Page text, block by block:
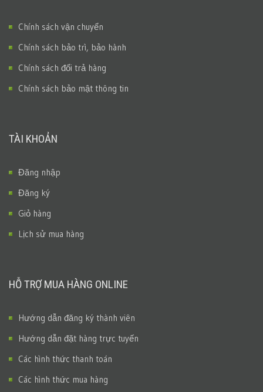
Chính sách vận chuyển
Chính sách bảo trì, bảo hành
Chính sách đổi trả hàng
Chính sách bảo mật thông tin
TÀI KHOẢN
Đăng nhập
Đăng ký
Giỏ hàng
Lịch sử mua hàng
HỖ TRỢ MUA HÀNG ONLINE
Hướng dẫn đăng ký thành viên
Hướng dẫn đặt hàng trực tuyến
Các hình thức thanh toán
Các hình thức mua hàng